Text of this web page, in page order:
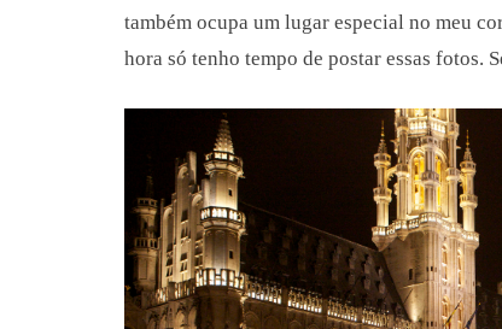
também ocupa um lugar especial no meu
hora só tenho tempo de postar essas fotos.